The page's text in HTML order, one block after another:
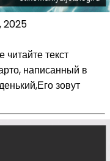
2025
текст
написанный в
зовут